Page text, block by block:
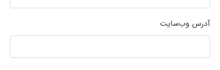
آدرس وب‌سایت